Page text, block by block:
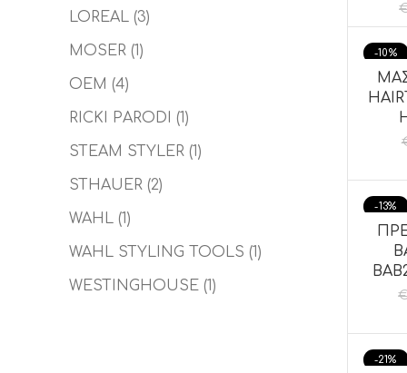
LOREAL (3)
MOSER (1)
OEM (4)
RICKI PARODI (1)
STEAM STYLER (1)
STHAUER (2)
WAHL (1)
WAHL STYLING TOOLS (1)
WESTINGHOUSE (1)
-10%
-13%
-21%